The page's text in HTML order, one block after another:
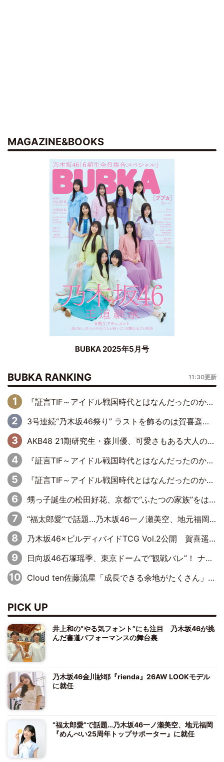
MAGAZINE&BOOKS
BUBKA 2025年5月号
BUBKA RANKING 11:30更新
『証言TIF～アイドル戦国時代とはなんだったのか～』第6回：でんぱ組.inc・古川未鈴×相沢梨紗「『ハロプロやりたかったな』って言ったら、夢眠ねむさんに『てめえはでんぱ組．incなんだよ！』って肩パンされて(笑)」
3号連続“乃木坂46祭り” ラストを飾るのは賀喜遥香…5年ぶりの登場に「5年分大人になった私を見ていただけたら」
AKB48 21期研究生・森川優、可愛さもある大人の女性に
『証言TIF～アイドル戦国時代とはなんだったのか～』第11回：私立恵比寿中学・真山りか×安本彩花「TIFで10年ぶりのキョンシーメイクをしたら、場を完全に引かせてしまって。時代が変わったんだなって」
『証言TIF～アイドル戦国時代とはなんだったのか～』第10回：さくら学院・武藤彩未×飯田らうら「正直、中3で辞めるというのを信じてなくて。そう言われてはいたけど、嘘でしょって」
甥っ子誕生の松田好花、京都で“ふたつの家族”をはしご！ “母”黒谷友香に見送られ、“父”松岡昌宏とはハシゴ酒
“福太郎愛”で話題…乃木坂46一ノ瀬美空、地元福岡『めんべい25周年トップサポーター』に就任
乃木坂46×ビルディバイドTCG Vol.2公開 賀喜遥香＆田村真佑が『京まふ』ステージに登壇
日向坂46石塚瑶季、東京ドームで“観戦バレ”！ ナイツ・塙も認めた「巨人に詳しすぎるアイドル」は元VENUSスクール生で杉内コーチ推し⁉
Cloud ten佐藤流星「成長できる余地がたくさん」、本田高優「何度見ても飽きない公演に」
PICK UP
井上和の“やる気フォント”にも注目 乃木坂46が挑
んだ書道パフォーマンスの舞台裏
乃木坂46金川紗耶『rienda』26AW LOOKモデル
に就任
“福太郎愛”で話題…乃木坂46一ノ瀬美空、地元福岡
『めんべい25周年トップサポーター』に就任